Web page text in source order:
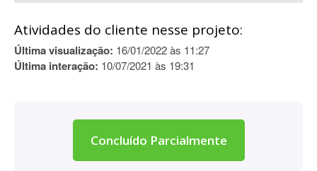
Atividades do cliente nesse projeto:
Última visualização: 16/01/2022 às 11:27
Última interação: 10/07/2021 às 19:31
Concluído Parcialmente